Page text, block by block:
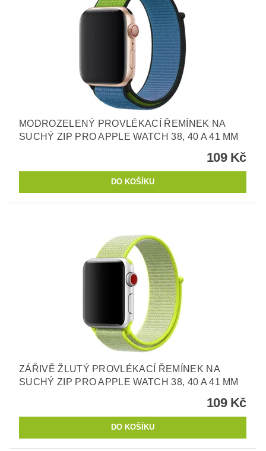
MODROZELENÝ PROVLÉKACÍ ŘEMÍNEK NA
SUCHÝ ZIP PRO APPLE WATCH 38, 40 A 41 MM
109 Kč
ZÁŘIVĚ ŽLUTÝ PROVLÉKACÍ ŘEMÍNEK NA
SUCHÝ ZIP PRO APPLE WATCH 38, 40 A 41 MM
109 Kč